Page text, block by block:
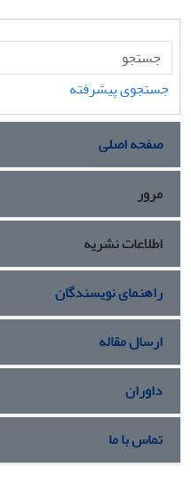
جستجوی پیشرفته
صفحه اصلی
مرور
اطلاعات نشریه
راهنمای نویسندگان
ارسال مقاله
داوران
تماس با ما